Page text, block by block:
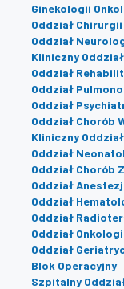
Ginekologii
Oddział
Oddział
Kliniczny
Oddział
Oddział
Oddział
Oddział Chorób
Kliniczny
Oddział
Oddział Chorób
Oddział
Oddział
Oddział
Oddział
Oddział
Blok Operacyjny
Szpitalny